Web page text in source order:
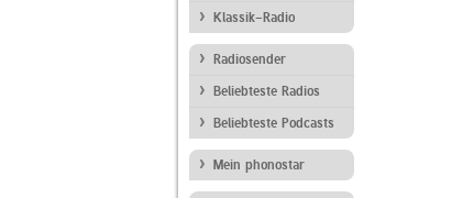
Klassik-Radio
Radiosender
Beliebteste Radios
Beliebteste Podcasts
Mein phonostar